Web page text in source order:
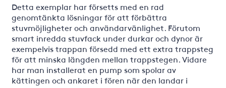
Detta exemplar har försetts med en rad
genomtänkta lösningar för att förbättra
stuvmöjligheter och användarvänlighet. Förutom
smart inredda stuvfack under durkar och dynor är
exempelvis trappan försedd med ett extra trappsteg
för att minska längden mellan trappstegen. Vidare
har man installerat en pump som spolar av
kättingen och ankaret i fören när den landar i